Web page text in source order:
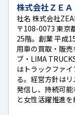
株式会社ＺＥ
社名 株式会社
〒108-0073 東京
25階。創業 平成
用車の買取・販
ブ・LIMA
はトラックファ
る。経営方針は
発信し、持続可
と女性活躍推進を